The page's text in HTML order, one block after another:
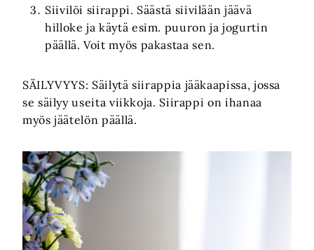
Siivilöi siirappi. Säästä siivilään jäävä
hilloke ja käytä esim. puuron ja jogurtin
päällä. Voit myös pakastaa sen.
SÄILYVYYS: Säilytä siirappia jääkaapissa, jossa
se säilyy useita viikkoja. Siirappi on ihanaa
myös jäätelön päällä.